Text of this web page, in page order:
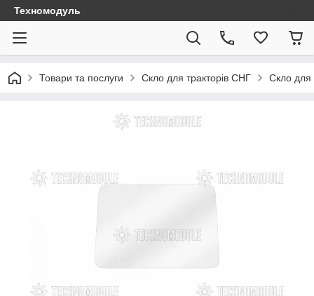
Техномодуль
Товари та послуги Скло для тракторів СНГ Скло